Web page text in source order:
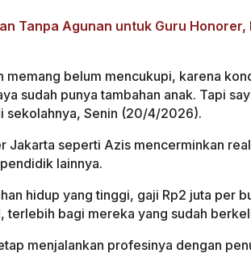
Tanpa Agunan untuk Guru
memang belum mencukupi, karena
sudah punya tambahan anak. Tapi
sekolahnya, Senin (20/4/2026).
Jakarta seperti Azis mencerminkan
lainnya.
hidup yang tinggi, gaji Rp2 juta per
terlebih bagi mereka yang sudah
menjalankan profesinya dengan